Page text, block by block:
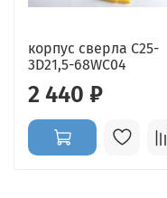
корпус сверла C25-
3D21,5-68WC04
2 440 ₽